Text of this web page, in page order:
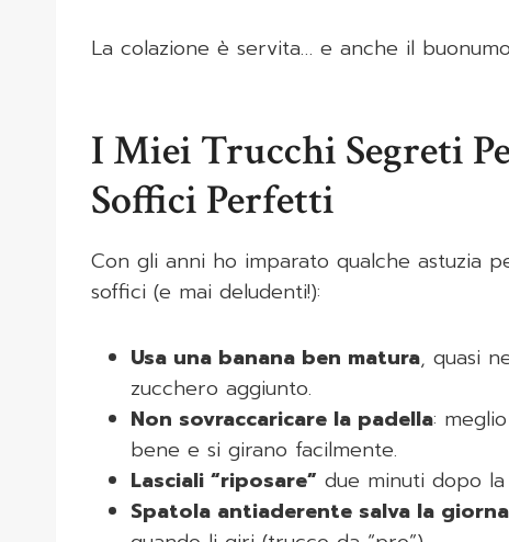
La colazione è servita… e anche il
I Miei Trucchi Segreti
Soffici Perfetti
Con gli anni ho imparato qualche astuzia
soffici (e mai deludenti!):
Usa una banana ben matura, quasi
zucchero aggiunto.
Non sovraccaricare la padella:
bene e si girano facilmente.
Lasciali “riposare” due minuti dopo
Spatola antiaderente salva la